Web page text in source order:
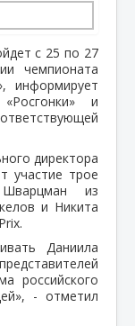
с 25 по 27
чемпионата
информирует
и
директора
участие трое
из
и Никита
Даниила
российского
- отметил